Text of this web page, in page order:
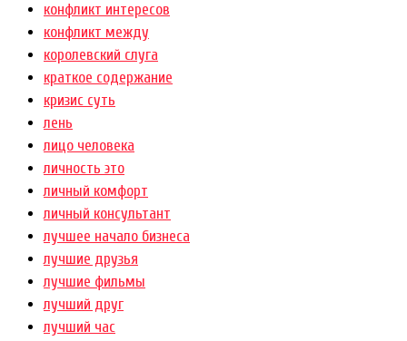
конфликт интересов
конфликт между
королевский слуга
краткое содержание
кризис суть
лень
лицо человека
личность это
личный комфорт
личный консультант
лучшее начало бизнеса
лучшие друзья
лучшие фильмы
лучший друг
лучший час